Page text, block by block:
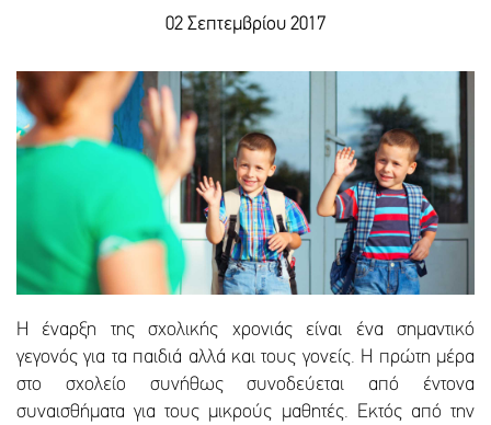
02 Σεπτεμβρίου 2017
Η έναρξη της σχολικής χρονιάς είναι ένα σημαντικό
γεγονός για τα παιδιά αλλά και τους γονείς. Η πρώτη μέρα
στο σχολείο συνήθως συνοδεύεται από έντονα
συναισθήματα για τους μικρούς μαθητές. Εκτός από την